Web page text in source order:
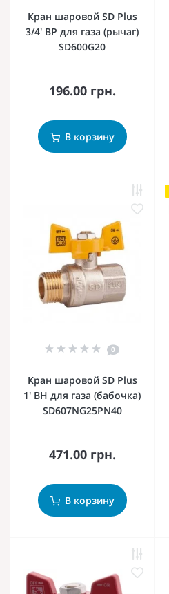
Кран шаровой SD Plus
3/4' ВР для газа (рычаг)
SD600G20
196.00 грн.
В корзину
0
Кран шаровой SD Plus
1' ВН для газа (бабочка)
SD607NG25PN40
471.00 грн.
В корзину